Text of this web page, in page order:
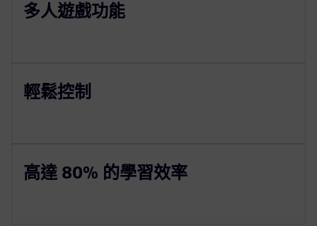
多人遊戲功能
輕鬆控制
高達 80% 的學習效率